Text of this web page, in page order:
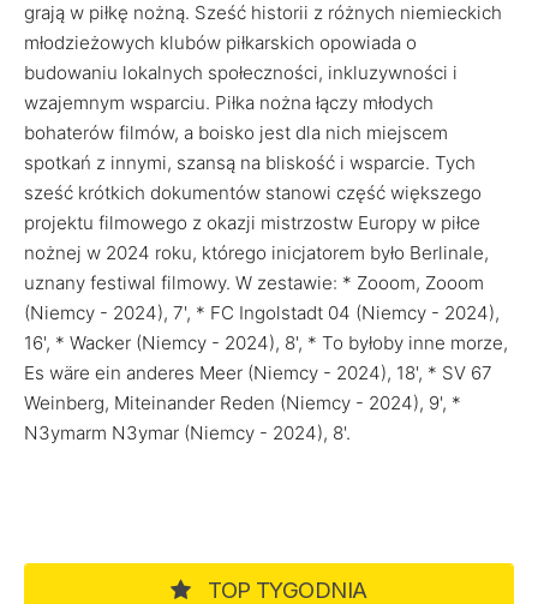
grają w piłkę nożną. Sześć historii z różnych niemieckich
młodzieżowych klubów piłkarskich opowiada o
budowaniu lokalnych społeczności, inkluzywności i
wzajemnym wsparciu. Piłka nożna łączy młodych
bohaterów filmów, a boisko jest dla nich miejscem
spotkań z innymi, szansą na bliskość i wsparcie. Tych
sześć krótkich dokumentów stanowi część większego
projektu filmowego z okazji mistrzostw Europy w piłce
nożnej w 2024 roku, którego inicjatorem było Berlinale,
uznany festiwal filmowy. W zestawie: * Zooom, Zooom
(Niemcy - 2024), 7', * FC Ingolstadt 04 (Niemcy - 2024),
16', * Wacker (Niemcy - 2024), 8', * To byłoby inne morze,
Es wäre ein anderes Meer (Niemcy - 2024), 18', * SV 67
Weinberg, Miteinander Reden (Niemcy - 2024), 9', *
N3ymarm N3ymar (Niemcy - 2024), 8'.
TOP TYGODNIA